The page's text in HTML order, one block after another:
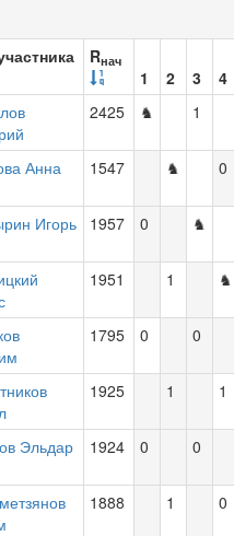
Rнач
1 2 3 4
2425 ♞ 1
Анна 1547 ♞ 0
Игорь 1957 0 ♞
1951 1 ♞
1795 0 0
1925 1 1
Эльдар 1924 0 0
1888 1 0